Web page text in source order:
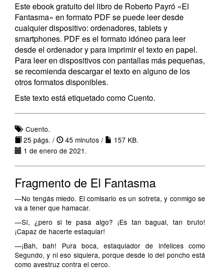
Este ebook gratuito del libro de Roberto Payró «El
Fantasma» en formato PDF se puede leer desde
cualquier dispositivo: ordenadores, tablets y
smartphones. PDF es el formato idóneo para leer
desde el ordenador y para imprimir el texto en papel.
Para leer en dispositivos con pantallas más pequeñas,
se recomienda descargar el texto en alguno de los
otros formatos disponibles.
Este texto está etiquetado como Cuento.
Cuento.
25 págs. /
45 minutos /
157 KB.
1 de enero de 2021.
Fragmento de El Fantasma
—No tengás miedo. El comisario es un sotreta, y conmigo se
va a tener que hamacar.
—Sí, ¿pero si te pasa algo? ¡Es tan bagual, tan bruto!
¡Capaz de hacerte estaquiar!
—¡Bah, bah! Pura boca, estaquiador de infelices como
Segundo, y ni eso siquiera, porque desde lo del poncho está
como avestruz contra el cerco.